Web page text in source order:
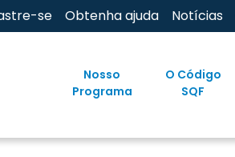
se Obtenha ajuda Notícias
Nosso
Programa
O Código
SQF